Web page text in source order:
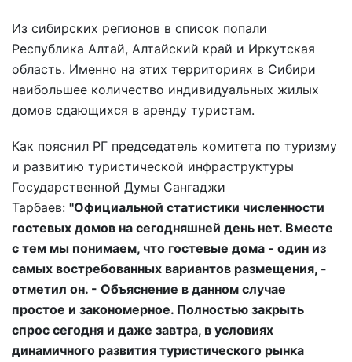
Из сибирских регионов в список попали
Республика Алтай, Алтайский край и Иркутская
область. Именно на этих территориях в Сибири
наибольшее количество индивидуальных жилых
домов сдающихся в аренду туристам.
Как пояснил РГ председатель комитета по туризму
и развитию туристической инфраструктуры
Государственной Думы Сангаджи
Тарбаев: "Официальной статистики численности
гостевых домов на сегодняшней день нет. Вместе
с тем мы понимаем, что гостевые дома - один из
самых востребованных вариантов размещения, -
отметил он. - Объяснение в данном случае
простое и закономерное. Полностью закрыть
спрос сегодня и даже завтра, в условиях
динамичного развития туристического рынка